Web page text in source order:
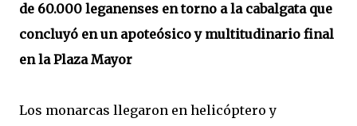
de 60.000 leganenses en torno a la cabalgata que
concluyó en un apoteósico y multitudinario final
en la Plaza Mayor
Los monarcas llegaron en helicóptero y